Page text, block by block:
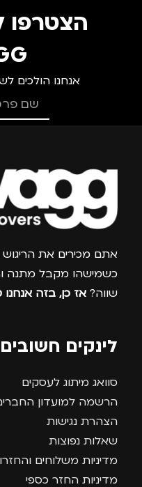
הצטרפו
אנחנו הולכים
אתם מכירים את
כשמישהו מקבל מתנה
שווה? אז כן, בזה אנחנו
לינקים חשובים
סוואג מיתוג לעסקים
הרשמה למועדון
הצהרת נגישות
שאלות נפוצות
מדיניות משלוחים
מדיניות החזר כספי